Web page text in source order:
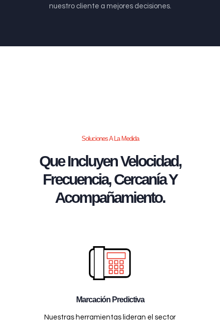
nuestro cliente a mejores decisiones.
Soluciones A La Medida
Que Incluyen Velocidad,
Frecuencia, Cercanía Y
Acompañamiento.
Marcación Predictiva
Nuestras herramientas lideran el sector